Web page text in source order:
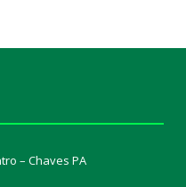
– Chaves PA